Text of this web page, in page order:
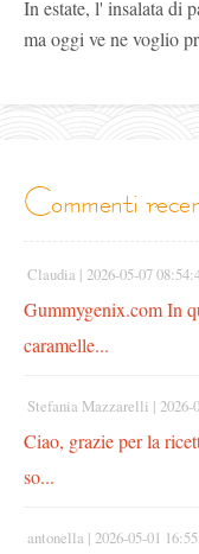
In estate, l' insalata di
ma oggi ve ne voglio
commenti
Claudia | 2026-05-07
Gummygenix.com In
caramelle...
Stefania Mazzarelli | 2026-
Ciao, grazie per la
so...
antonella | 2026-05-01